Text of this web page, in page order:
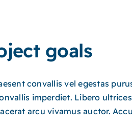
goals
convallis vel egestas
imperdiet. Libero
arcu vivamus auctor.